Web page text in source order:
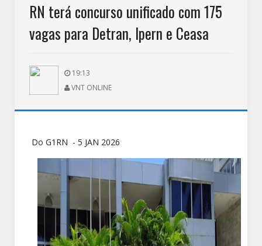
RN terá concurso unificado com 175
vagas para Detran, Ipern e Ceasa
19:13
VNT ONLINE
Do G1RN - 5 JAN 2026